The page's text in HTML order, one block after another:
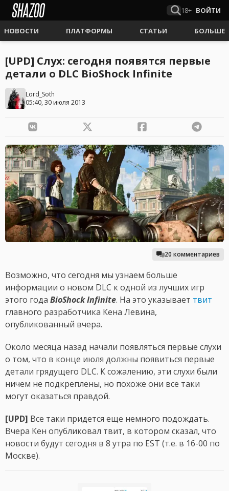
18+ ВОЙТИ
НОВОСТИ ПЛАТФОРМЫ СТАТЬИ БОЛЬШЕ
[UPD] Слух: сегодня появятся первые
детали о DLC BioShock Infinite
Lord_Soth
05:40, 30 июля 2013
20 комментариев
Возможно, что сегодня мы узнаем больше
информации о новом DLC к одной из лучших игр
этого года BioShock Infinite. На это указывает твит
главного разработчика Кена Левина,
опубликованный вчера.
Около месяца назад начали появляться первые слухи
о том, что в конце июля должны появиться первые
детали грядущего DLC. К сожалению, эти слухи были
ничем не подкреплены, но похоже они все таки
могут оказаться правдой.
[UPD] Все таки придется еще немного подождать.
Вчера Кен опубликовал твит, в котором сказал, что
новости будут сегодня в 8 утра по EST (т.е. в 16-00 по
Москве).